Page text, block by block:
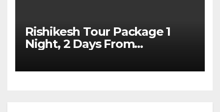
Rishikesh Tour Package 1
Night, 2 Days From